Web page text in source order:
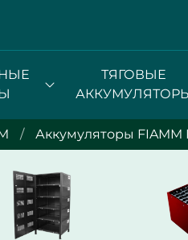
ТЯГОВЫЕ
Аккумуляторы FIAMM